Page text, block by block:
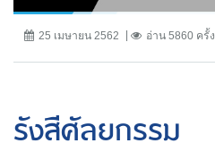
25 เมษายน 2562 อ่าน 5860 ครั้ง
รังสีศัลยกรรม